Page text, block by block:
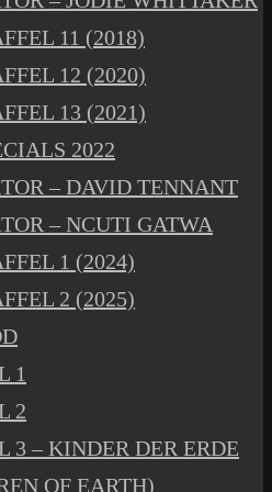
11 (2018)
12 (2020)
13 (2021)
2022
– DAVID TENNANT
– NCUTI GATWA
1 (2024)
2 (2025)
1
2
3 – KINDER DER ERDE
OF EARTH)